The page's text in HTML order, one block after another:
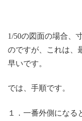
1/50の図面の場合、
のですが、これは、
早いです。
では、手順です。
１．一番外側になる